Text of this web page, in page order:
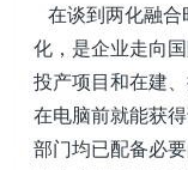
在谈到两化融合
化，是企业走向
投产项目和在建
在电脑前就能获
部门均已配备必